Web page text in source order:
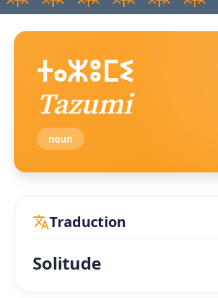
ⵜⴰⵣⵓⵎⵉ
Tazumi
noun
Traduction
Solitude